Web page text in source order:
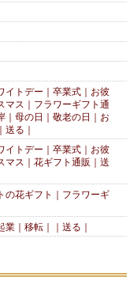
イトデー｜卒業式｜お彼
マス｜フラワーギフト通
｜母の日｜敬老の日｜お
る｜
イトデー｜卒業式｜お彼
マス｜花ギフト通販｜送
の花ギフト｜フラワーギ
｜移転｜｜送る｜